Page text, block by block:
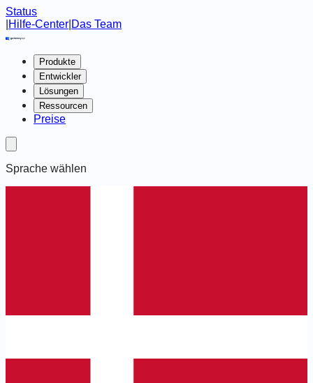
Status
Hilfe-Center Das Team
Produkte
Entwickler
Lösungen
Ressourcen
Preise
Sprache wählen